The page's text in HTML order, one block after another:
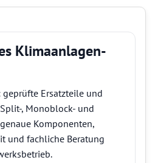
Klimaanlagen-
Ersatzteile und
, Monoblock- und
Komponenten,
und fachliche Beratung